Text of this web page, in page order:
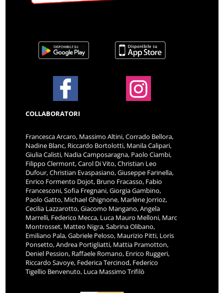
COLLABORATORI
Francesca Arcaro, Massimo Altini, Corrado Bellora,
Nadine Blanc, Riccardo Bortolotti, Manila Calipari,
Giulia Calisti, Nadia Camposaragna, Paolo Ciambi,
Filippo Clermont, Carol Di Vito, Christian Leo
Dufour, Christian Evaspasiano, Giuseppe Farinella,
Enrico Formento Dojot, Bruno Fracasso, Fabio
Francesconi, Sofia Fregnani, Giorgia Gambino,
Paolo Gatto, Michael Ghignone, Marlène Jorrioz,
Cecilia Lazzarotto, Giacomo Mangano, Angela
Marrelli, Federico Mecca, Luca Mauro Melloni, Marc
Montrosset, Matteo Nigra, Sabrina Olibano,
Emiliano Pala, Gabriele Peloso, Maurizio Pitti, Loris
Ponsetto, Andrea Portigliatti, Mattia Pramotton,
Deniel Pession, Raffaele Romano, Enrico Ruggeri,
Riccardo Savoye, Federica Tercinod, Federico
Tigellio Benvenuto, Luca Massimo Trifilò